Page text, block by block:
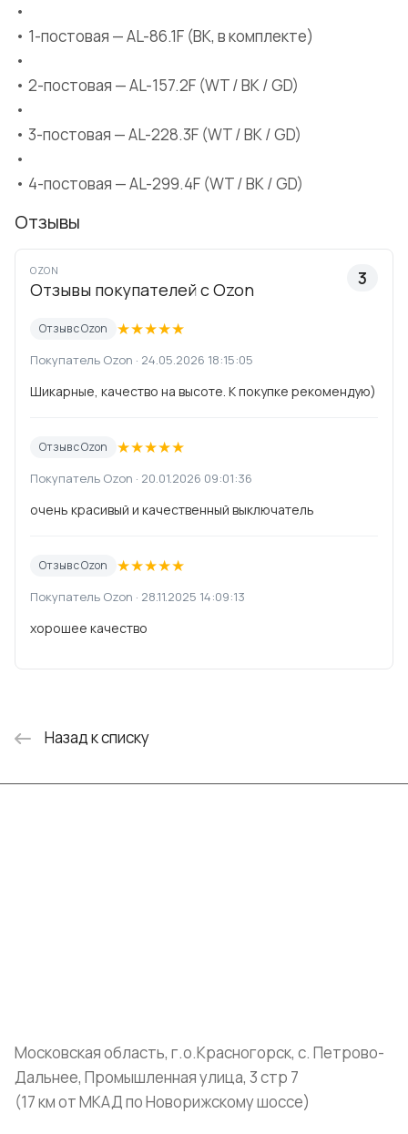
•
• 1-постовая — AL-86.1F (BK, в комплекте)
•
• 2-постовая — AL-157.2F (WT / BK / GD)
•
• 3-постовая — AL-228.3F (WT / BK / GD)
•
• 4-постовая — AL-299.4F (WT / BK / GD)
Отзывы
OZON
Отзывы покупателей с Ozon
3
Отзыв с Ozon ★★★★★
Покупатель Ozon · 24.05.2026 18:15:05
Шикарные, качество на высоте. К покупке рекомендую)
Отзыв с Ozon ★★★★★
Покупатель Ozon · 20.01.2026 09:01:36
очень красивый и качественный выключатель
Отзыв с Ozon ★★★★★
Покупатель Ozon · 28.11.2025 14:09:13
хорошее качество
Назад к списку
Московская область, г.о.Красногорск, с. Петрово-
Дальнее, Промышленная улица, 3 стр 7
(17 км от МКАД по Новорижскому шоссе)